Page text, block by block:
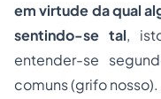
em virtude da qual
sentindo-se tal,
entender-se
comuns (grifo nosso).